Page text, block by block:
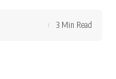
3 Min Read